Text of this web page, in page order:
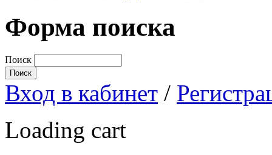
Форма поиска
Поиск
Вход в кабинет /
Loading cart